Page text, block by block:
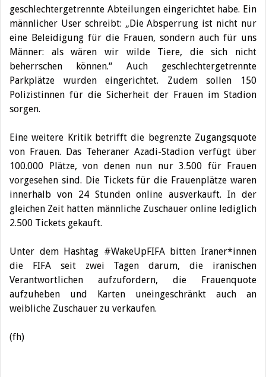
geschlechtergetrennte Abteilungen eingerichtet habe. Ein
männlicher User schreibt: „Die Absperrung ist nicht nur
eine Beleidigung für die Frauen, sondern auch für uns
Männer: als wären wir wilde Tiere, die sich nicht
beherrschen können.“ Auch geschlechtergetrennte
Parkplätze wurden eingerichtet. Zudem sollen 150
Polizistinnen für die Sicherheit der Frauen im Stadion
sorgen.
Eine weitere Kritik betrifft die begrenzte Zugangsquote
von Frauen. Das Teheraner Azadi-Stadion verfügt über
100.000 Plätze, von denen nun nur 3.500 für Frauen
vorgesehen sind. Die Tickets für die Frauenplätze waren
innerhalb von 24 Stunden online ausverkauft. In der
gleichen Zeit hatten männliche Zuschauer online lediglich
2.500 Tickets gekauft.
Unter dem Hashtag #WakeUpFIFA bitten Iraner*innen
die FIFA seit zwei Tagen darum, die iranischen
Verantwortlichen aufzufordern, die Frauenquote
aufzuheben und Karten uneingeschränkt auch an
weibliche Zuschauer zu verkaufen.
(fh)